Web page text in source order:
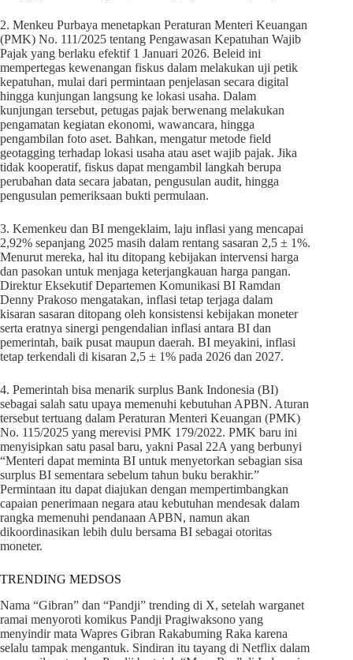
2. Menkeu Purbaya menetapkan Peraturan Menteri Keuangan
(PMK) No. 111/2025 tentang Pengawasan Kepatuhan Wajib
Pajak yang berlaku efektif 1 Januari 2026. Beleid ini
mempertegas kewenangan fiskus dalam melakukan uji petik
kepatuhan, mulai dari permintaan penjelasan secara digital
hingga kunjungan langsung ke lokasi usaha. Dalam
kunjungan tersebut, petugas pajak berwenang melakukan
pengamatan kegiatan ekonomi, wawancara, hingga
pengambilan foto aset. Bahkan, mengatur metode field
geotagging terhadap lokasi usaha atau aset wajib pajak. Jika
tidak kooperatif, fiskus dapat mengambil langkah berupa
perubahan data secara jabatan, pengusulan audit, hingga
pengusulan pemeriksaan bukti permulaan.
3. Kemenkeu dan BI mengeklaim, laju inflasi yang mencapai
2,92% sepanjang 2025 masih dalam rentang sasaran 2,5 ± 1%.
Menurut mereka, hal itu ditopang kebijakan intervensi harga
dan pasokan untuk menjaga keterjangkauan harga pangan.
Direktur Eksekutif Departemen Komunikasi BI Ramdan
Denny Prakoso mengatakan, inflasi tetap terjaga dalam
kisaran sasaran ditopang oleh konsistensi kebijakan moneter
serta eratnya sinergi pengendalian inflasi antara BI dan
pemerintah, baik pusat maupun daerah. BI meyakini, inflasi
tetap terkendali di kisaran 2,5 ± 1% pada 2026 dan 2027.
4. Pemerintah bisa menarik surplus Bank Indonesia (BI)
sebagai salah satu upaya memenuhi kebutuhan APBN. Aturan
tersebut tertuang dalam Peraturan Menteri Keuangan (PMK)
No. 115/2025 yang merevisi PMK 179/2022. PMK baru ini
menyisipkan satu pasal baru, yakni Pasal 22A yang berbunyi
“Menteri dapat meminta BI untuk menyetorkan sebagian sisa
surplus BI sementara sebelum tahun buku berakhir.”
Permintaan itu dapat diajukan dengan mempertimbangkan
capaian penerimaan negara atau kebutuhan mendesak dalam
rangka memenuhi pendanaan APBN, namun akan
dikoordinasikan lebih dulu bersama BI sebagai otoritas
moneter.
TRENDING MEDSOS
Nama “Gibran” dan “Pandji” trending di X, setelah warganet
ramai menyoroti komikus Pandji Pragiwaksono yang
menyindir mata Wapres Gibran Rakabuming Raka karena
selalu tampak mengantuk. Sindiran itu tayang di Netflix dalam